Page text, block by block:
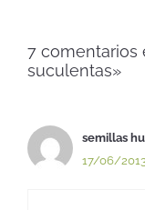
7 comentarios
suculentas»
semillas
17/06/